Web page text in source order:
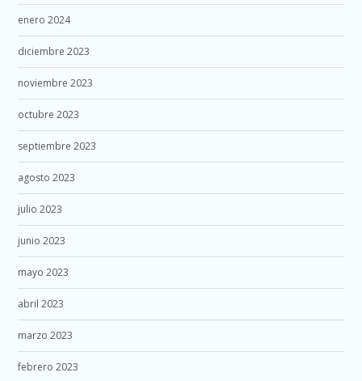
enero 2024
diciembre 2023
noviembre 2023
octubre 2023
septiembre 2023
agosto 2023
julio 2023
junio 2023
mayo 2023
abril 2023
marzo 2023
febrero 2023